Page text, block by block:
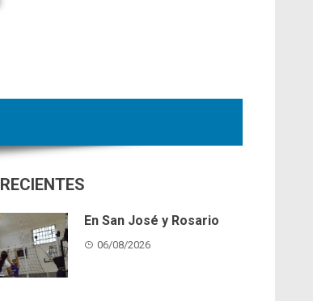
RECIENTES
En San José y Rosario
06/08/2026